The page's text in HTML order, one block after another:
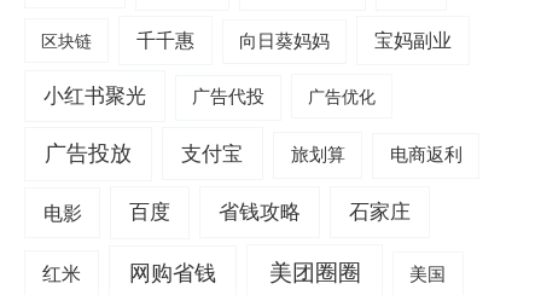
区块链 千千惠 向日葵妈妈 宝妈副业
小红书聚光 广告代投 广告优化
广告投放 支付宝 旅划算 电商返利
电影 百度 省钱攻略 石家庄
红米 网购省钱 美团圈圈 美国